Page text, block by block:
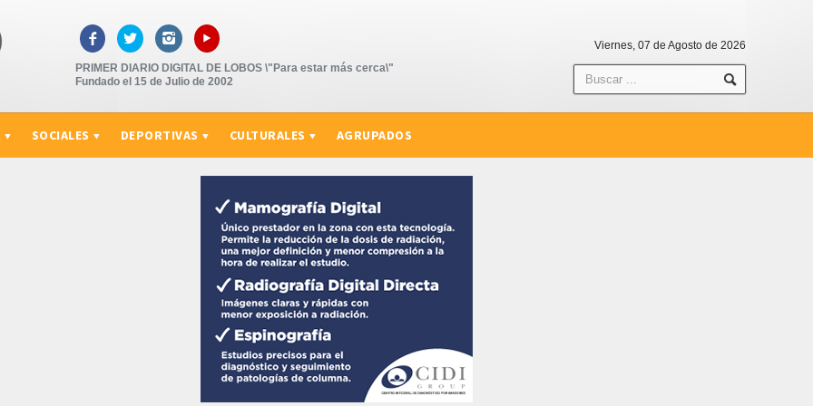
   ▸
PRIMER DIARIO DIGITAL DE LOBOS \"Para estar más cerca\"
Fundado el 15 de Julio de 2002
Viernes, 07 de Agosto de 2026
SOCIALES DEPORTIVAS CULTURALES AGRUPADOS